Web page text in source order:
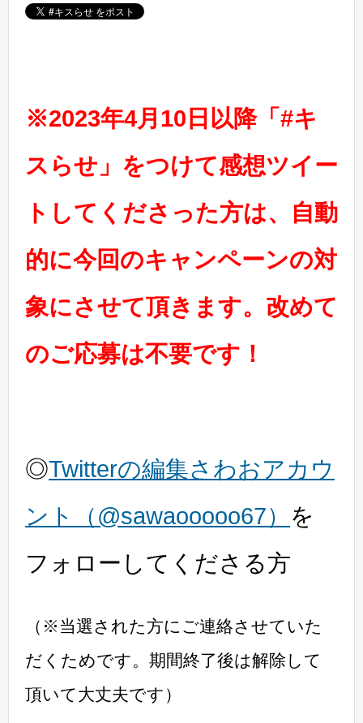
※2023年4月10日以降「#キ
スらせ」をつけて感想ツイー
トしてくださった方は、自動
的に今回のキャンペーンの対
象にさせて頂きます。改めて
のご応募は不要です！
◎Twitterの編集さわおアカウ
ント（@sawaooooo67） を
フォローしてくださる方
（※当選された方にご連絡させていた
だくためです。期間終了後は解除して
頂いて大丈夫です）